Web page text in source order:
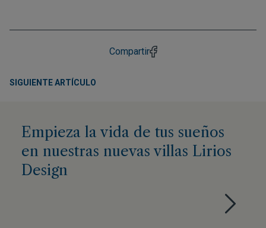
Compartir
SIGUIENTE ARTÍCULO
Empieza la vida de tus sueños
en nuestras nuevas villas Lirios
Design